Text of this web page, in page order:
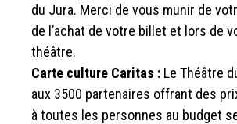
du Jura. Merci de vous munir de
de l’achat de votre billet et lors de
théâtre.
Carte culture Caritas : Le Théâtre
aux 3500 partenaires offrant des
à toutes les personnes au budget